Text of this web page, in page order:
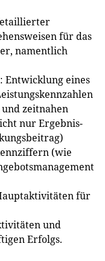
für das
namentlich
Entwicklung eines
zeitnahen
nur Ergebnis-
(wie
für
und
Erfolgs.